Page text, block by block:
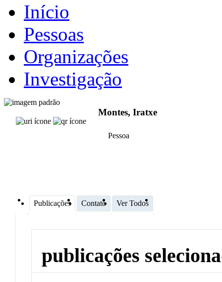
Início
Pessoas
Organizações
Investigação
Montes, Iratxe
Pessoa
Publicações Contato Ver Todos
publicações